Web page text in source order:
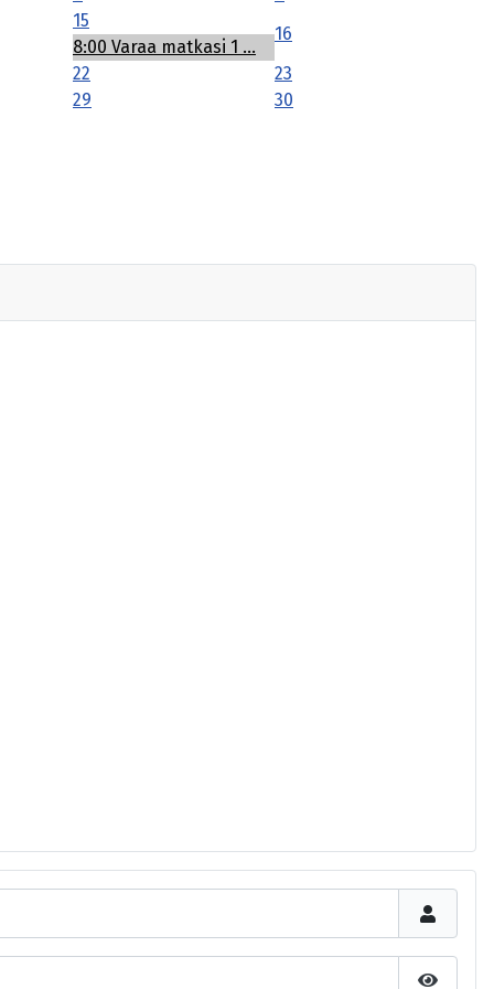
15
8:00 Varaa matkasi 1 ...
16
22
23
29
30